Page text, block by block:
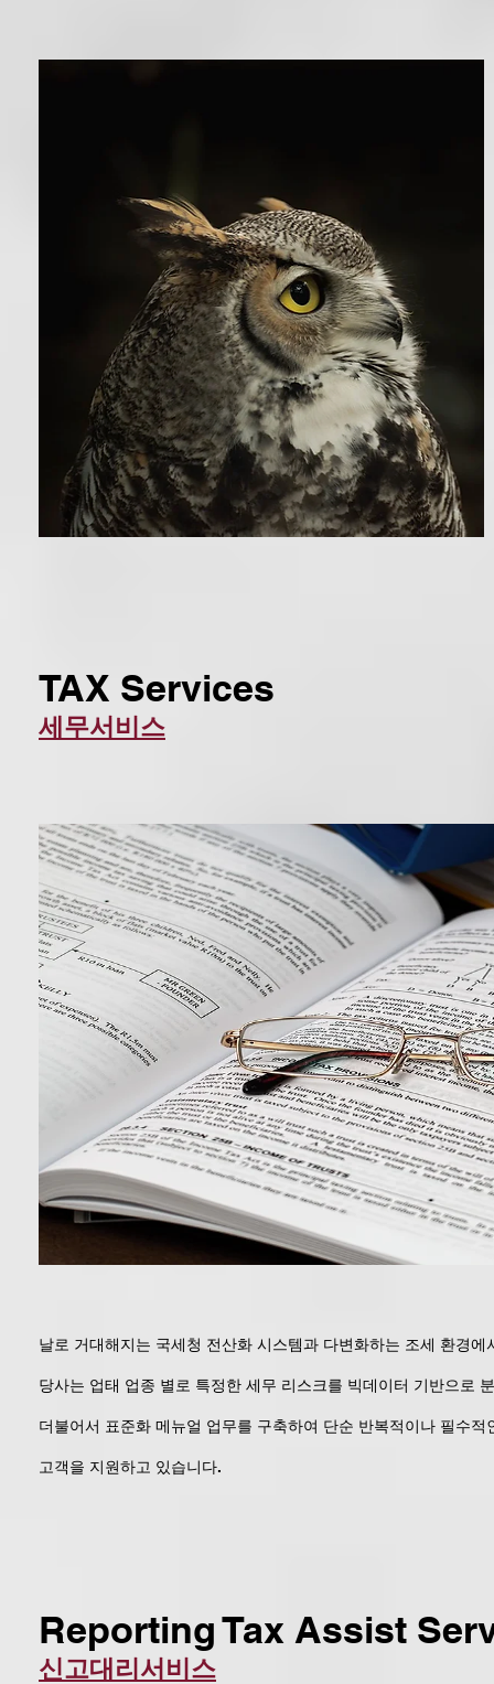
TAX Services
​세무서비스
날로 거대해지는 국세청 전산화 시스템과 다변화하는 조세 환경
당사는 업태 업종 별로 특정한 세무 리스크를 빅데이터 기반으로
더불어서 표준화 메뉴얼 업무를 구축하여 단순 반복적이나 필수
고객을 지원하고 있습니다.
Reporting Tax Assist
신고대리서비스